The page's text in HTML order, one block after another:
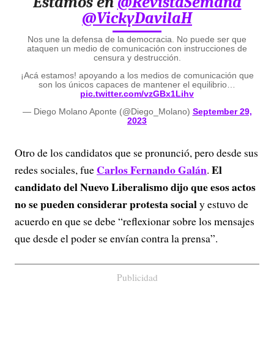
@VickyDavilaH
Nos une la defensa de la democracia. No puede ser que
ataquen un medio de comunicación con instrucciones de
censura y destrucción.
¡Acá estamos! apoyando a los medios de comunicación que
son los únicos capaces de mantener el equilibrio…
pic.twitter.com/vzGBx1Lihv
— Diego Molano Aponte (@Diego_Molano) September 29,
2023
Otro de los candidatos que se pronunció, pero desde sus
redes sociales, fue Carlos Fernando Galán. El
candidato del Nuevo Liberalismo dijo que esos actos
no se pueden considerar protesta socialy estuvo de
acuerdo en que se debe “reflexionar sobre los mensajes
que desde el poder se envían contra la prensa”.
Publicidad